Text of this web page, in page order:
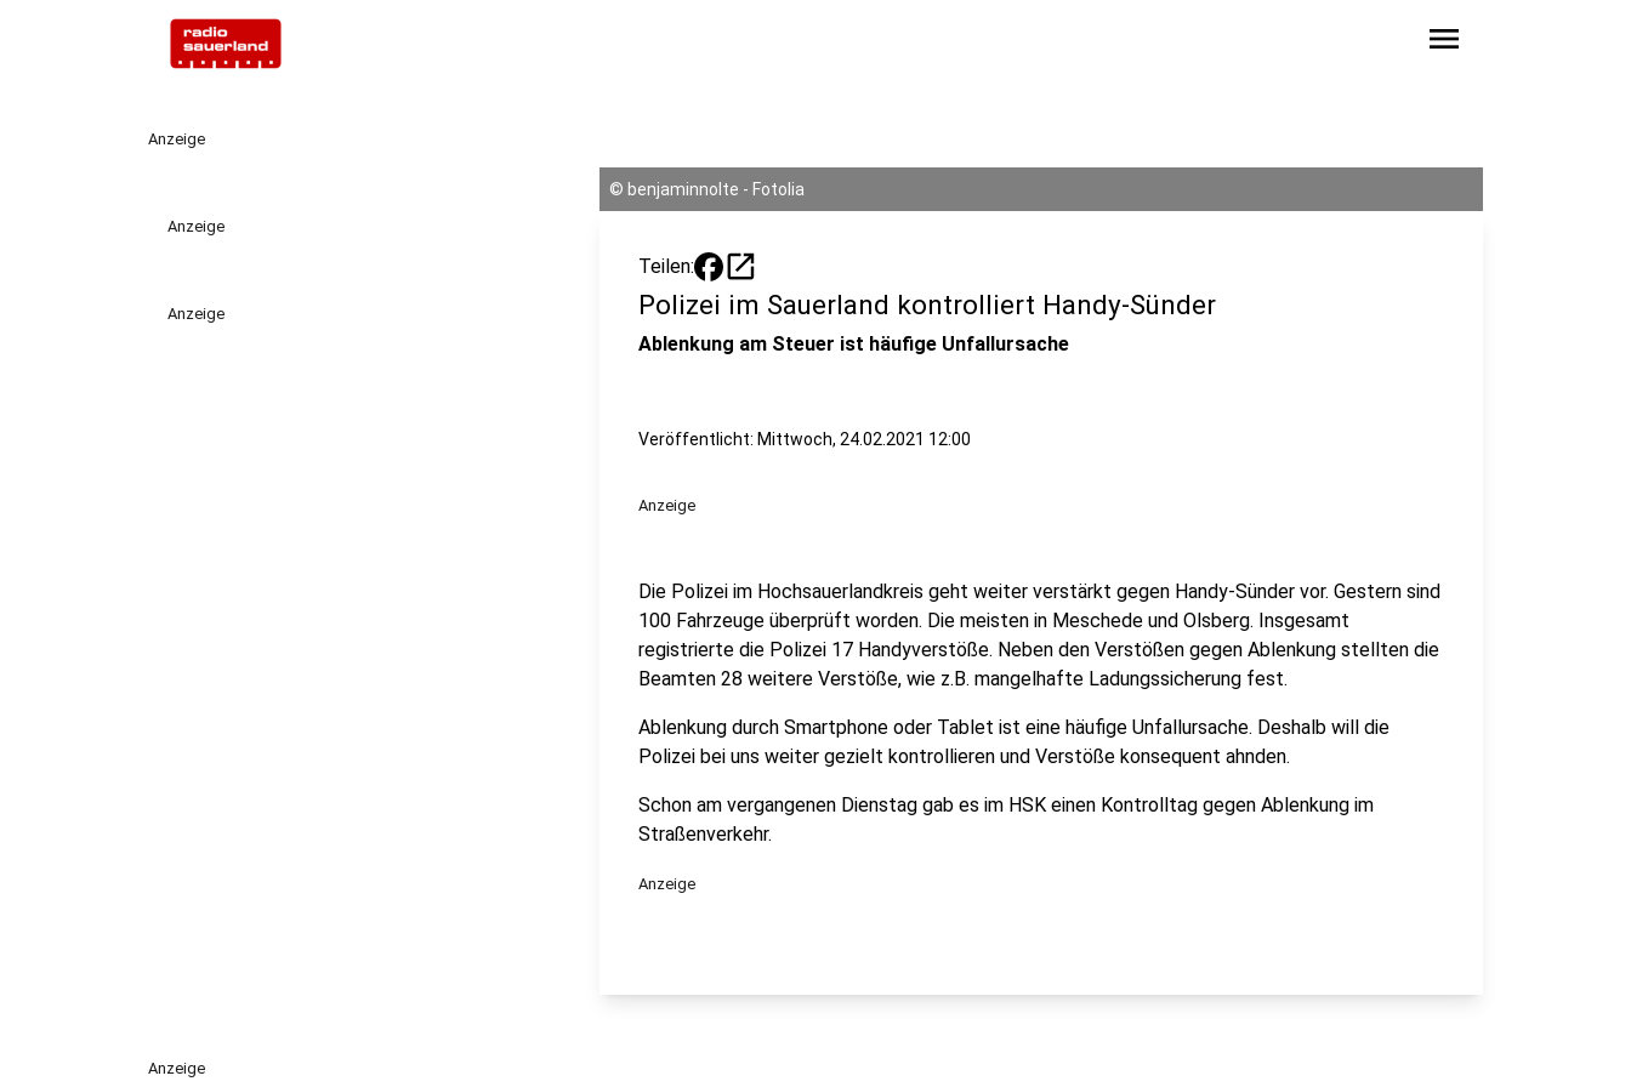
menu
Anzeige
Anzeige
Anzeige
© benjaminnolte - Fotolia
Teilen: open_in_new
Polizei im Sauerland kontrolliert Handy-Sünder
Ablenkung am Steuer ist häufige Unfallursache
Veröffentlicht: Mittwoch, 24.02.2021 12:00
Anzeige
Die Polizei im Hochsauerlandkreis geht weiter verstärkt gegen Handy-Sünder vor. Gestern sind
100 Fahrzeuge überprüft worden. Die meisten in Meschede und Olsberg. Insgesamt
registrierte die Polizei 17 Handyverstöße. Neben den Verstößen gegen Ablenkung stellten die
Beamten 28 weitere Verstöße, wie z.B. mangelhafte Ladungssicherung fest.
Ablenkung durch Smartphone oder Tablet ist eine häufige Unfallursache. Deshalb will die
Polizei bei uns weiter gezielt kontrollieren und Verstöße konsequent ahnden.
Schon am vergangenen Dienstag gab es im HSK einen Kontrolltag gegen Ablenkung im
Straßenverkehr.
Anzeige
Anzeige